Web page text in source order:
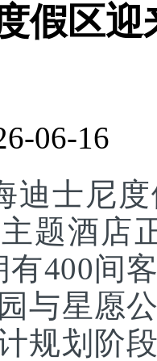
假区
06-16
迪士尼
题酒店
有400间
与星愿
规划阶